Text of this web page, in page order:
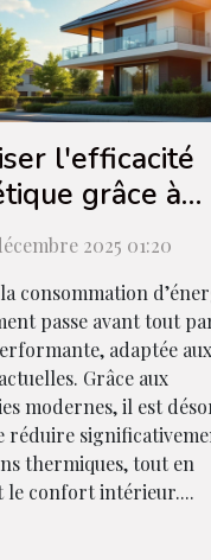
l'efficacité
grâce à
moderne ?
2025 01:20
consommation
passe avant tout
adaptée aux
Grâce aux
modernes, il est
réduire
thermiques, tout en
le confort intérieur....